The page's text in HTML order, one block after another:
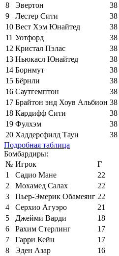
8
Эвертон 38
9
Лестер Сити 38
10 Вест Хэм Юнайтед 38
11 Уотфорд 38
12 Кристал Пэлас 38
13 Ньюкасл Юнайтед 38
14 Борнмут 38
15 Бёрнли 38
16 Саутгемптон 38
17 Брайтон энд Хоув Альбион 38
18 Кардифф Сити 38
19 Фулхэм 38
20 Хаддерсфилд Таун 38
Подробная таблица
Бомбардиры:
№ Игрок
Г
1
Садио Мане
22
2
Мохамед Салах
22
3
Пьер-Эмерик Обамеянг 22
4
Серхио Агуэро
21
5
Джейми Варди
18
6
Рахим Стерлинг
17
7
Гарри Кейн
17
8
Эден Азар
16